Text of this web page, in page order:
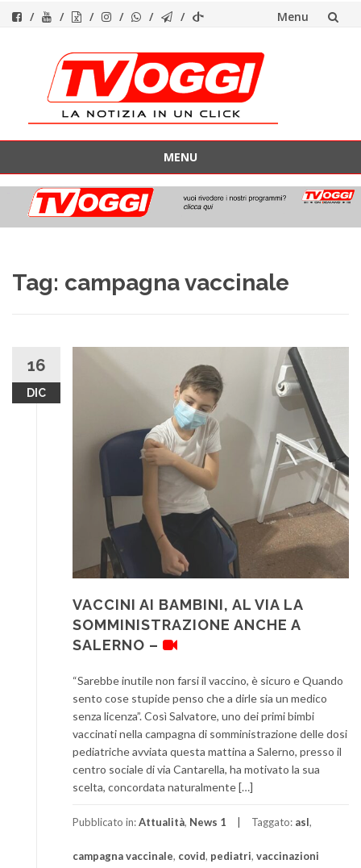
Menu
contenuto
MENU
contenuto
Tag: campagna vaccinale
16
DIC
VACCINI AI BAMBINI, AL VIA LA
SOMMINISTRAZIONE ANCHE A
SALERNO –
“Sarebbe inutile non farsi il vaccino, è sicuro e Quando
sento cose stupide penso che a dirle sia un medico
senza licenza”. Così Salvatore, uno dei primi bimbi
vaccinati nella campagna di somministrazione delle dosi
pediatriche avviata questa mattina a Salerno, presso il
centro sociale di via Cantarella, ha motivato la sua
scelta, concordata naturalmente […]
Pubblicato in:Attualità, News 1 Taggato: asl,
campagna vaccinale, covid, pediatri, vaccinazioni